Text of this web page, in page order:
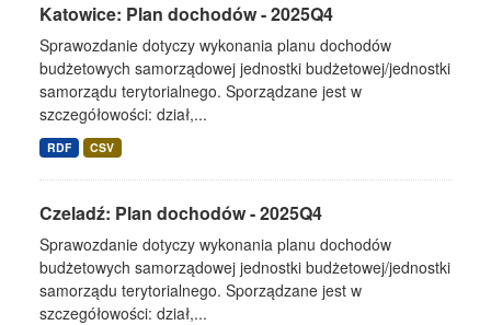
Katowice: Plan dochodów - 2025Q4
Sprawozdanie dotyczy wykonania planu dochodów
budżetowych samorządowej jednostki budżetowej/jednostki
samorządu terytorialnego. Sporządzane jest w
szczegółowości: dział,...
RDF CSV
Czeladź: Plan dochodów - 2025Q4
Sprawozdanie dotyczy wykonania planu dochodów
budżetowych samorządowej jednostki budżetowej/jednostki
samorządu terytorialnego. Sporządzane jest w
szczegółowości: dział,...